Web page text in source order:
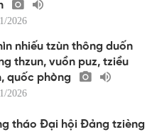
2026
nhiếu tzùn thông duốn
thzun, vuồn puz, tziều
quốc phòng
2026
tháo Đại hội Đảng tzièng